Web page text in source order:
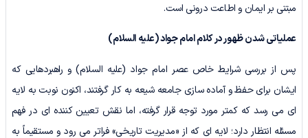
مبتنی بر ایمان و اطاعت درونی است.
عملیاتی شدن ظهور در کلام امام جواد (علیه السلام)
پس از بررسی شرایط خاص عصر امام جواد (علیه السلام) و راهبردهایی که
ایشان برای حفظ و آماده سازی جامعه شیعه به کار گرفتند، اکنون نوبت به لایه
ای می رسد که کمتر مورد توجه قرار گرفته، اما نقش تعیین کننده ای در فهم
مسئله انتظار دارد؛ لایه ای که از «مدیریت تاریخی» فراتر می رود و مستقیماً به